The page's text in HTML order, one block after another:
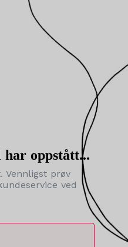
har oppstått...
Vennligst prøv
ved